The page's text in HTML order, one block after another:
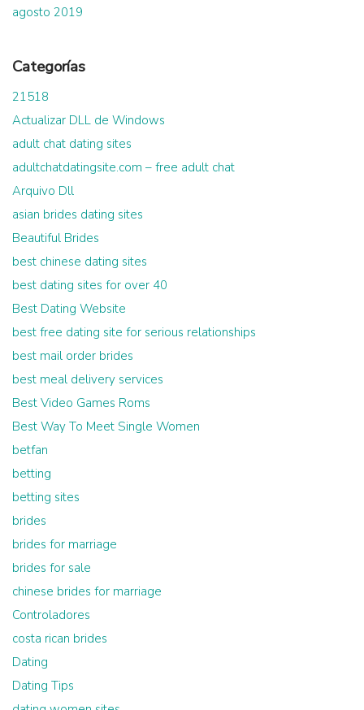
agosto 2019
Categorías
21518
Actualizar DLL de Windows
adult chat dating sites
adultchatdatingsite.com – free adult chat
Arquivo Dll
asian brides dating sites
Beautiful Brides
best chinese dating sites
best dating sites for over 40
Best Dating Website
best free dating site for serious relationships
best mail order brides
best meal delivery services
Best Video Games Roms
Best Way To Meet Single Women
betfan
betting
betting sites
brides
brides for marriage
brides for sale
chinese brides for marriage
Controladores
costa rican brides
Dating
Dating Tips